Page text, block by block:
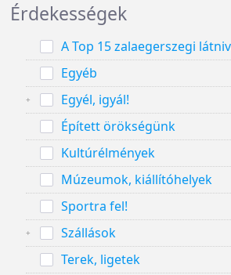
Érdekességek
A Top 15 zalaegerszegi
Egyéb
Egyél, igyál!
Épített örökségünk
Kultúrélmények
Múzeumok, kiállítóhelyek
Sportra fel!
Szállások
Terek, ligetek